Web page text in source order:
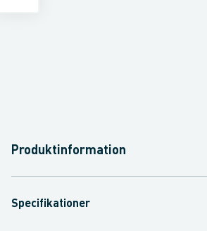
Produktinformation
Specifikationer